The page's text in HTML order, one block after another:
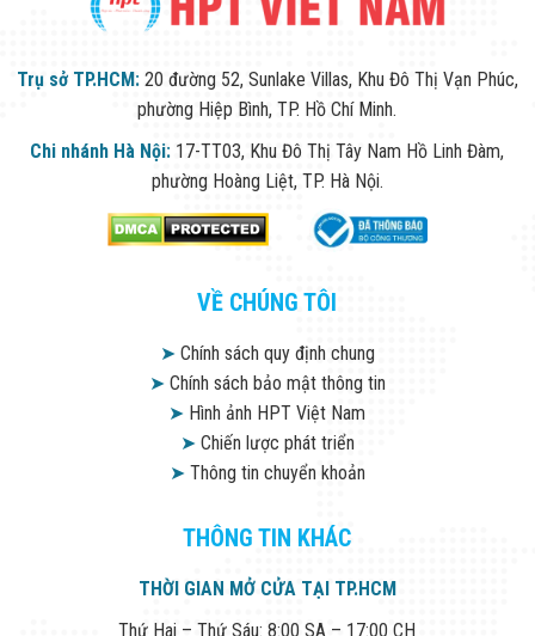
Trụ sở TP.HCM: 20 đường 52, Sunlake Villas, Khu Đô Thị Vạn Phúc,
phường Hiệp Bình, TP. Hồ Chí Minh.
Chi nhánh Hà Nội: 17-TT03, Khu Đô Thị Tây Nam Hồ Linh Đàm,
phường Hoàng Liệt, TP. Hà Nội.
VỀ CHÚNG TÔI
➤Chính sách quy định chung
➤Chính sách bảo mật thông tin
➤ Hình ảnh HPT Việt Nam
➤Chiến lược phát triển
➤Thông tin chuyển khoản
THÔNG TIN KHÁC
THỜI GIAN MỞ CỬA TẠI TP.HCM
Thứ Hai – Thứ Sáu: 8:00 SA – 17:00 CH